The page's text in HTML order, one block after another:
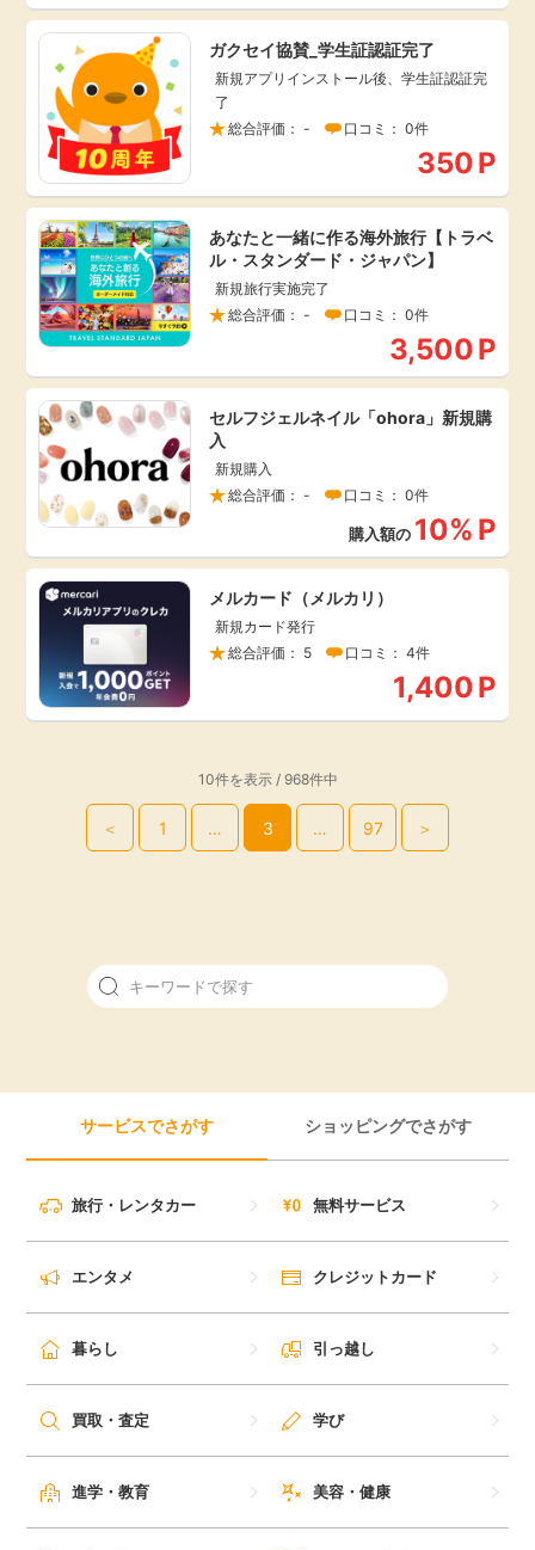
ガクセイ協賛_学生証認証完了
新規アプリインストール後、学生証認証完
了
総合評価： -
口コミ： 0件
350P
あなたと一緒に作る海外旅行【トラベ
ル・スタンダード・ジャパン】
新規旅行実施完了
総合評価： -
口コミ： 0件
3,500P
セルフジェルネイル「ohora」新規購
入
新規購入
総合評価： -
口コミ： 0件
購入額の 10% P
メルカード（メルカリ）
新規カード発行
総合評価： 5
口コミ： 4件
1,400P
10件を表示 / 968件中
＜ 1 … 3 … 97 ＞
サービスでさがす ショッピングでさがす
旅行・レンタカー 無料サービス
エンタメ クレジットカード
暮らし 引っ越し
買取・査定 学び
進学・教育 美容・健康